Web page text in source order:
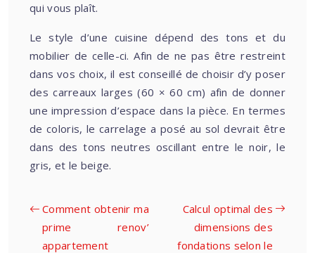
qui vous plaît.
Le style d’une cuisine dépend des tons et du
mobilier de celle-ci. Afin de ne pas être restreint
dans vos choix, il est conseillé de choisir d’y poser
des carreaux larges (60 × 60 cm) afin de donner
une impression d’espace dans la pièce. En termes
de coloris, le carrelage a posé au sol devrait être
dans des tons neutres oscillant entre le noir, le
gris, et le beige.
Comment obtenir ma
prime renov’
appartement
Calcul optimal des
dimensions des
fondations selon le